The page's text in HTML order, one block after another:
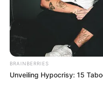
BRAINBERRIES
Unveiling Hypocrisy: 15